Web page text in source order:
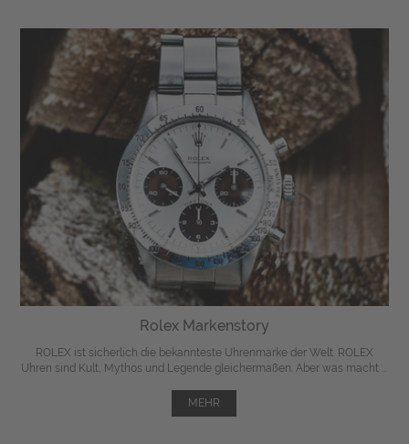
Rolex Markenstory
ROLEX ist sicherlich die bekannteste Uhrenmarke der Welt. ROLEX
Uhren sind Kult, Mythos und Legende gleichermaßen. Aber was macht ...
MEHR